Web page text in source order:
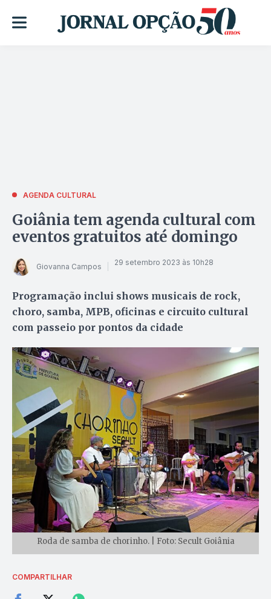
AGENDA CULTURAL
Goiânia tem agenda cultural com
eventos gratuitos até domingo
Giovanna Campos 29 setembro 2023 às 10h28
Programação inclui shows musicais de rock,
choro, samba, MPB, oficinas e circuito cultural
com passeio por pontos da cidade
Roda de samba de chorinho. | Foto: Secult Goiânia
COMPARTILHAR